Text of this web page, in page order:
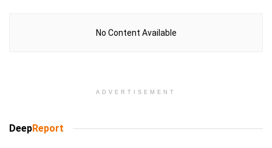
No Content Available
ADVERTISEMENT
DeepReport